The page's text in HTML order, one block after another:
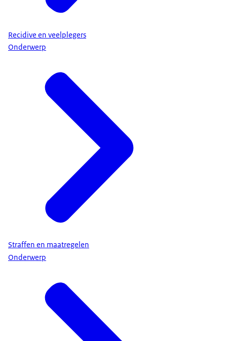
Recidive en veelplegers
Onderwerp
Straffen en maatregelen
Onderwerp